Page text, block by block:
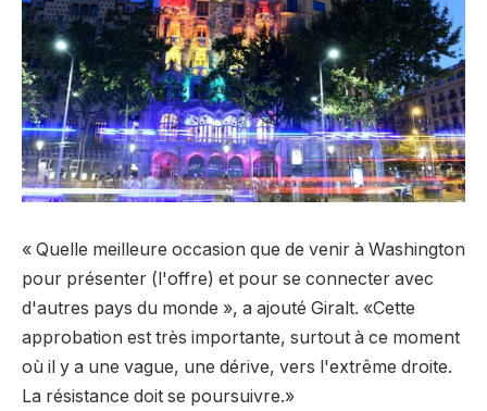
« Quelle meilleure occasion que de venir à Washington
pour présenter (l'offre) et pour se connecter avec
d'autres pays du monde », a ajouté Giralt. «Cette
approbation est très importante, surtout à ce moment
où il y a une vague, une dérive, vers l'extrême droite.
La résistance doit se poursuivre.»